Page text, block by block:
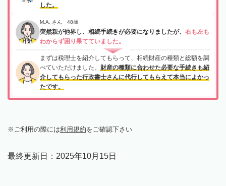
した。
M.A. さん 48歳
突然親が他界し、相続手続きが必要になりましたが、 右も左も
わからず困り果てていました。
まずは税理士を紹介してもらって、相続財産の種類と総額を調
べていただけました。 財産の種類に合わせた必要な手続きも紹
介してもらった行政書士さんに代行してもらえて本当によかっ
たです。
ご利用の際には利用規約をご確認下さい
最終更新日： 2025年10月15日